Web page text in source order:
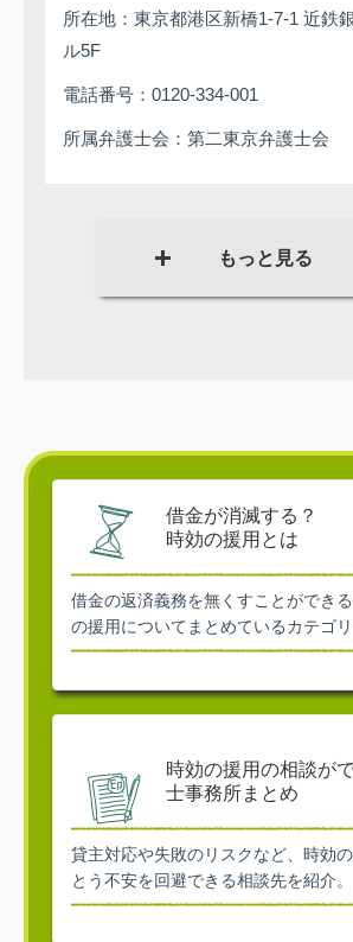
所在地：東京都港区新橋1-7-1 近鉄
ル5F
電話番号：0120-334-001
所属弁護士会：第二東京弁護士会
借金が消滅する？
時効の援用とは
借金の返済義務を無くすことができ
の援用についてまとめているカテゴリ
時効の援用の相談が
士事務所まとめ
貸主対応や失敗のリスクなど、時効
とう不安を回避できる相談先を紹介。